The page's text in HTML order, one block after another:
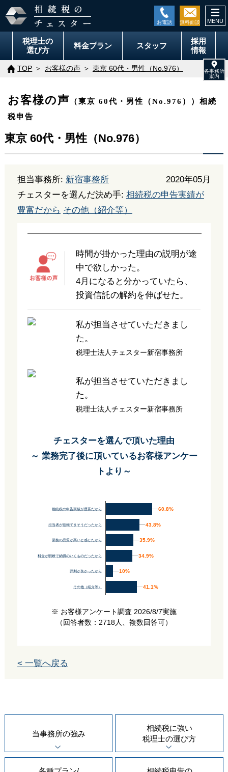
税理士の
選び方
料金プラン スタッフ
採用
情報
TOP お客様の声 東京 60代・男性（No.976）
お客様の声
（東京 60代・男性（No.976））相続
税申告
東京 60代・男性（No.976）
担当事務所: 新宿事務所
2020年05月
チェスターを選んだ決め手: 相続税の申告実績が
豊富だから その他（紹介等）
時間が掛かった理由の説明が途
中で欲しかった。
4月になると分かっていたら、
投資信託の解約を伸ばせた。
私が担当させていただきまし
た。
税理士法人チェスター新宿事務所
私が担当させていただきまし
た。
税理士法人チェスター新宿事務所
チェスターを選んで頂いた理由
～ 業務完了後に頂いているお客様アンケー
トより～
相続税の申告実績が豊富だから
担当者が信頼できそうだったから
業務の品質が高いと感じたから
料金が明瞭で納得のいくものだったから
評判が良かったから
その他（紹介等）
60.8%
60.8%
43.8%
43.8%
35.9%
35.9%
34.9%
34.9%
10%
10%
41.1%
41.1%
※ お客様アンケート調査 2026/8/7実施
（回答者数：2718人、複数回答可）
< 一覧へ戻る
当事務所の強み
相続税に強い
税理士の選び方